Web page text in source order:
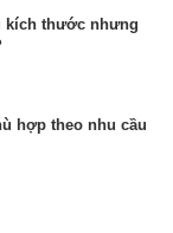
kích thước nhưng
hợp theo nhu cầu